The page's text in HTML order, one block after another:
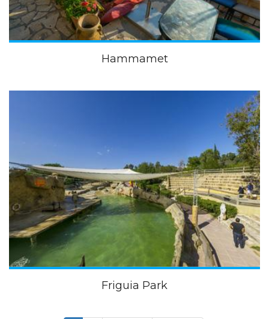
Hammamet
Friguia Park